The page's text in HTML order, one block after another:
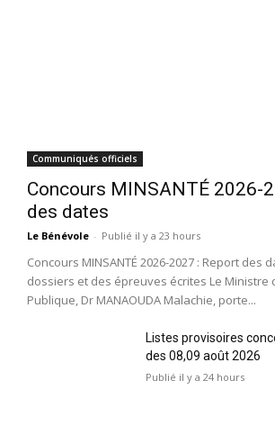
Communiqués officiels
Concours MINSANTÉ 2026-
des dates
Le Bénévole - Publié il y a 23 hours
Concours MINSANTÉ 2026-2027 : Report des
dossiers et des épreuves écrites Le Ministre
Publique, Dr MANAOUDA Malachie, porte...
Listes provisoires
des 08,09 août 2026
Publié il y a 24 hours